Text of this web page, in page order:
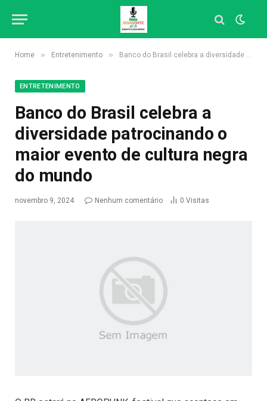
Home » Entretenimento » Banco do Brasil celebra a diversidade patrocinando o maior evento de cultura negra do mundo
ENTRETENIMENTO
Banco do Brasil celebra a
diversidade patrocinando o
maior evento de cultura negra
do mundo
novembro 9, 2024 Nenhum comentário 0 Visitas